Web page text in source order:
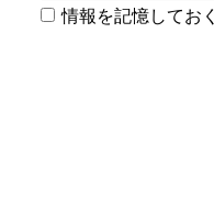
情報を記憶しておく